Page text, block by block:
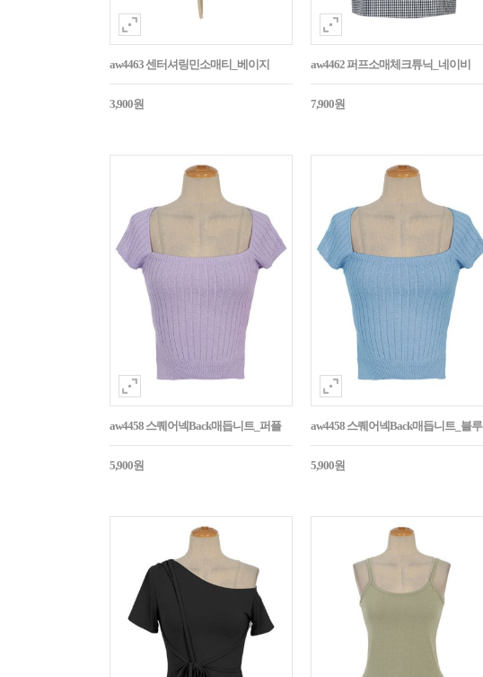
aw4463 센터셔링민소매티_베이지
3,900원
aw4462 퍼프소매체크튜닉_네이비
7,900원
aw4458 스퀘어넥Back매듭니트_퍼플
5,900원
aw4458 스퀘어넥Back매듭니트_블루
5,900원